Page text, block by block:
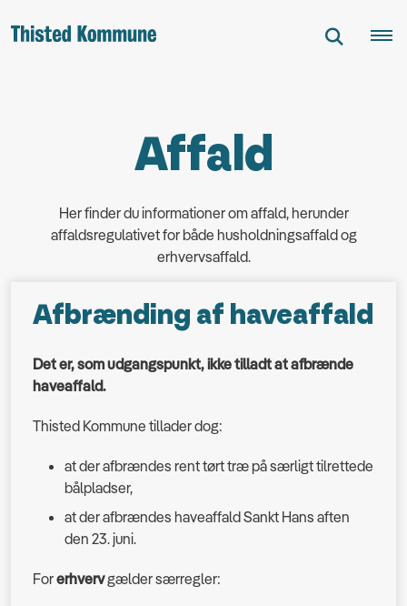
Affald
Her finder du informationer om affald, herunder
affaldsregulativet for både husholdningsaffald og
erhvervsaffald.
Afbrænding af haveaffald
Det er, som udgangspunkt, ikke tilladt at afbrænde
haveaffald.
Thisted Kommune tillader dog:
at der afbrændes rent tørt træ på særligt tilrettede
bålpladser,
at der afbrændes haveaffald Sankt Hans aften
den 23. juni.
Forerhvervgælder særregler: